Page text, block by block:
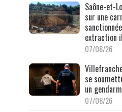
Saône-et-
sur une
extraction
07/08/26
se
un
07/08/26